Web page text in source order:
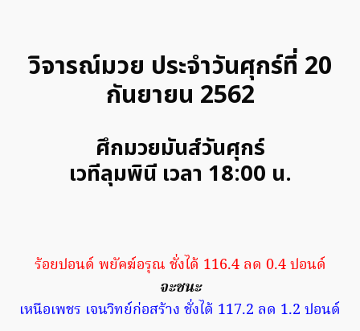
วิจารณ์มวย ประจำวันศุกร์ที่ 20
กันยายน 2562
ศึกมวยมันส์วันศุกร์
เวทีลุมพินี เวลา 18:00 น.
ร้อยปอนด์ พยัคฆ์อรุณ ชั่งได้ 116.4 ลด 0.4 ปอนด์
จะชนะ
เหนือเพชร เจนวิทย์ก่อสร้าง ชั่งได้ 117.2 ลด 1.2 ปอนด์